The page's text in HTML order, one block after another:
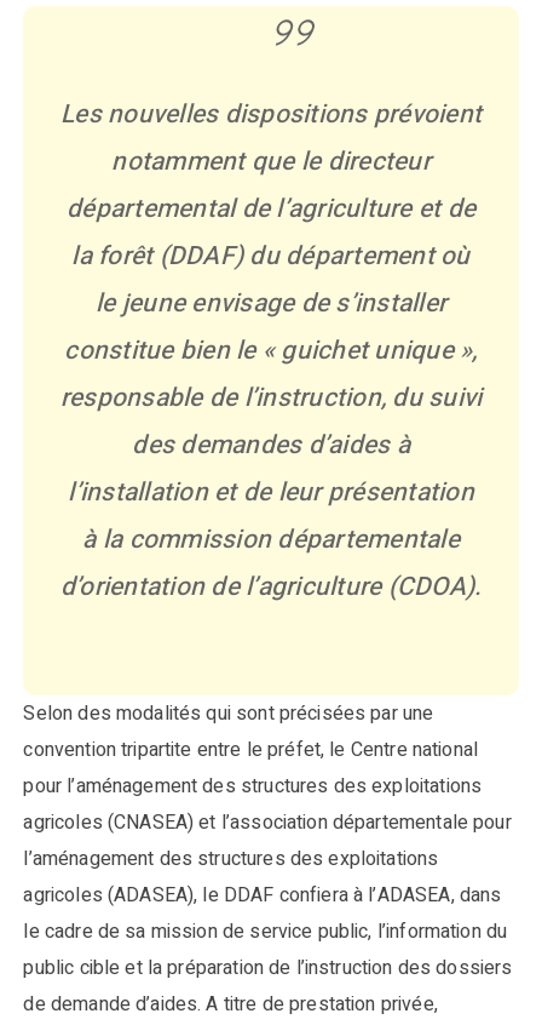
Les nouvelles dispositions prévoient
notamment que le directeur
départemental de l’agriculture et de
la forêt (DDAF) du département où
le jeune envisage de s’installer
constitue bien le « guichet unique »,
responsable de l’instruction, du suivi
des demandes d’aides à
l’installation et de leur présentation
à la commission départementale
d’orientation de l’agriculture (CDOA).
Selon des modalités qui sont précisées par une
convention tripartite entre le préfet, le Centre national
pour l’aménagement des structures des exploitations
agricoles (CNASEA) et l’association départementale pour
l’aménagement des structures des exploitations
agricoles (ADASEA), le DDAF confiera à l’ADASEA, dans
le cadre de sa mission de service public, l’information du
public cible et la préparation de l’instruction des dossiers
de demande d’aides. A titre de prestation privée,